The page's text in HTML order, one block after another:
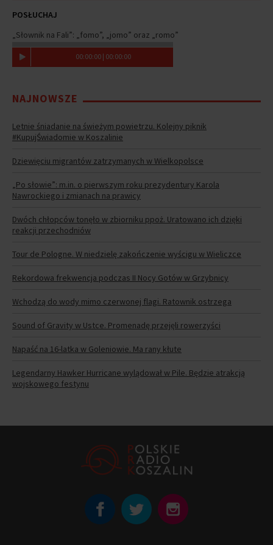
POSŁUCHAJ
„Słownik na Fali”: „fomo”, „jomo” oraz „romo”
00:00:00 | 00:00:00
NAJNOWSZE
Letnie śniadanie na świeżym powietrzu. Kolejny piknik
#KupujŚwiadomie w Koszalinie
Dziewięciu migrantów zatrzymanych w Wielkopolsce
„Po słowie”: m.in. o pierwszym roku prezydentury Karola
Nawrockiego i zmianach na prawicy
Dwóch chłopców tonęło w zbiorniku ppoż. Uratowano ich dzięki
reakcji przechodniów
Tour de Pologne. W niedzielę zakończenie wyścigu w Wieliczce
Rekordowa frekwencja podczas II Nocy Gotów w Grzybnicy
Wchodzą do wody mimo czerwonej flagi. Ratownik ostrzega
Sound of Gravity w Ustce. Promenadę przejęli rowerzyści
Napaść na 16-latka w Goleniowie. Ma rany kłute
Legendarny Hawker Hurricane wylądował w Pile. Będzie atrakcją
wojskowego festynu